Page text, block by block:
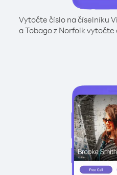
Vytočte číslo na číselníku
a Tobago z Norfolk